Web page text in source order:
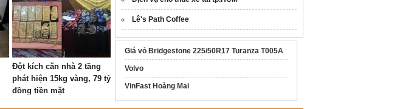
Đột kích căn nhà 2 tầng
phát hiện 15kg vàng, 79 tỷ
đồng tiền mặt
Lê's Path Coffee
Giá vỏ Bridgestone 225/50R17 Turanza T005A
Volvo
VinFast Hoàng Mai